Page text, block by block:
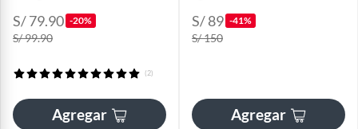
S/ 79.90 -20%
S/ 99.90
(2)
Agregar
S/ 89 -41%
S/ 150
Agregar